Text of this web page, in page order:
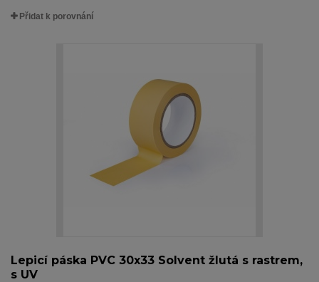
Přidat k porovnání
Lepicí páska PVC 30x33 Solvent žlutá s rastrem,
s UV